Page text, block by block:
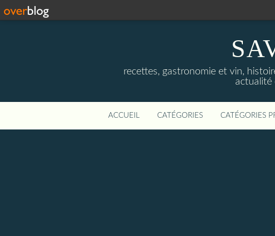
recettes, gastronomie et vin,
actualité
ACCUEIL CATÉGORIES CATÉGORIES